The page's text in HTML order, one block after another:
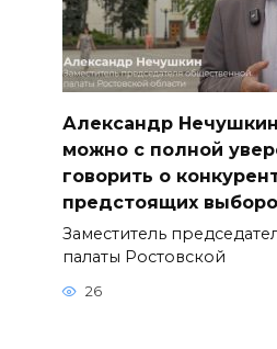
Александр
можно с полной
говорить о
предстоящих
Заместитель
палаты Ростовской
26